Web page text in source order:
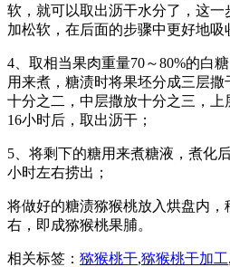
软，就可以取出沥干水分了，这
加松软，在后面的步骤中更好地吸
4、取相当果肉重量70～80%的白
用来煮，糖渍时将果坯分成三层
十分之二，中层撒放十分之三，上
16小时后，取出沥干；
5、将剩下的糖用来煮糖液，煮化
小时左右捞出；
将做好的糖渍猕猴桃放入烘盘内
右，即成猕猴桃果脯。
相关标签： 猕猴桃干,猕猴桃干加工,